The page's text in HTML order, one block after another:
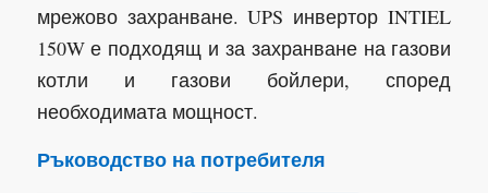
мрежово захранване. UPS инвертор INTIEL
150W е подходящ и за захранване на газови
котли и газови бойлери, според
необходимата мощност.
Ръководство на потребителя